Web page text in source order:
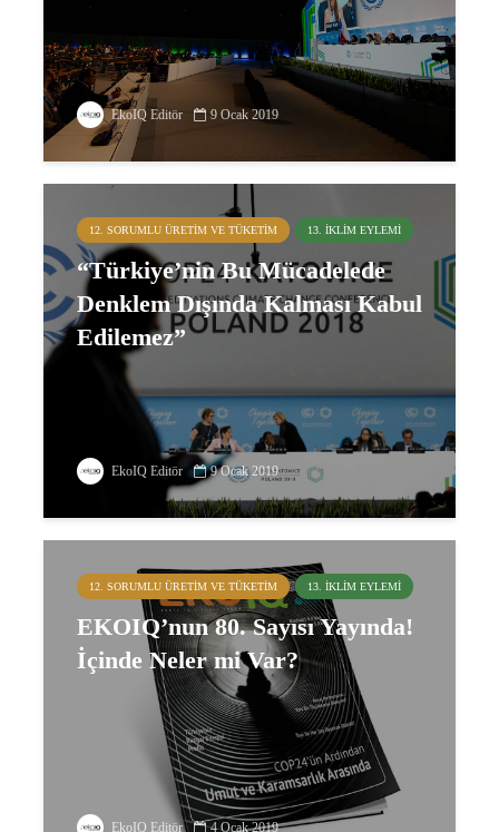
EkoIQ Editör 9 Ocak 2019
12. SORUMLU ÜRETIM VE TÜKETIM 13. İKLIM EYLEMI
“Türkiye’nin Bu Mücadelede
Denklem Dışında Kalması Kabul
Edilemez”
EkoIQ Editör 9 Ocak 2019
12. SORUMLU ÜRETIM VE TÜKETIM 13. İKLIM EYLEMI
EKOIQ’nun 80. Sayısı Yayında!
İçinde Neler mi Var?
EkoIQ Editör 4 Ocak 2019